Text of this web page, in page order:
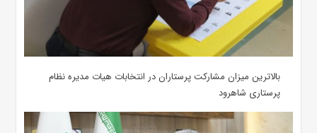
بالاترین میزان مشارکت پرستاران در انتخابات هیات مدیره نظام
پرستاری شاهرود